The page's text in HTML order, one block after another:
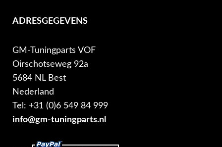
ADRESGEGEVENS
GM-Tuningparts VOF
Oirschotseweg 92a
5684 NL Best
Nederland
Tel: +31 (0)6 549 84 999
info@gm-tuningparts.nl